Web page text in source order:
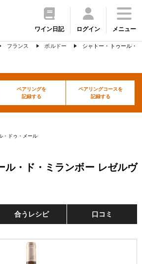
ワイン日記 ログイン メニュー
フランス ボルドー
シャトー・トゥール・
ペアリングを
記録する
ペアリングコースを
記録する
・ドゥ・メール
ル・ド・ミランボー レゼルヴ
合うレシピ 口コミ